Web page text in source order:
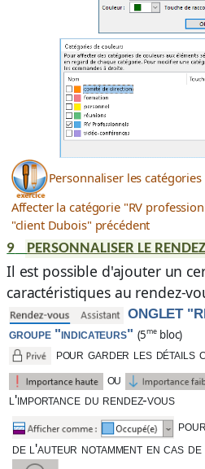
Personnaliser les
Affecter la catégorie "RV
"client Dubois" précédent
9 PERSONNALISER LE
Il est possible d'ajouter un
caractéristiques au rendez-
ONGLET
groupe "indicateurs" (5me bloc)
pour garder les détails
ou
l'importance du rendez-vous
de l'auteur notamment en cas de